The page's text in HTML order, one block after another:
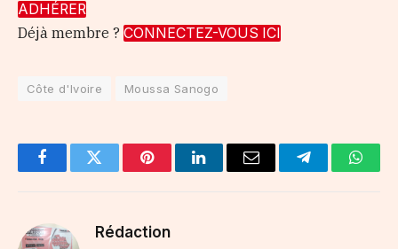
ADHÉRER
Déjà membre ? CONNECTEZ-VOUS ICI
Côte d'Ivoire Moussa Sanogo
FacebookTwitter PinterestLinkedInEmail Telegram
Rédaction